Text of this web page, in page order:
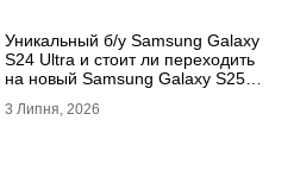
Уникальный б/у Samsung Galaxy
S24 Ultra и стоит ли переходить
на новый Samsung Galaxy S25
3 Липня, 2026